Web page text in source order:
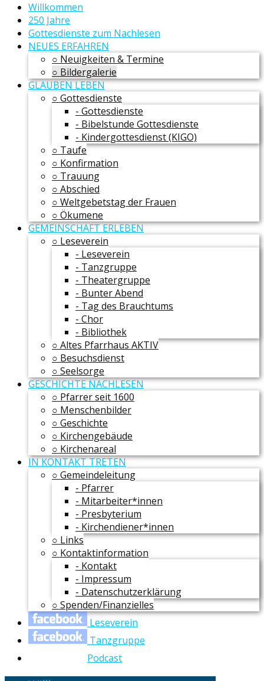
Willkommen
250 Jahre
Gottesdienste zum Nachlesen
NEUES ERFAHREN
○ Neuigkeiten & Termine
○ Bildergalerie
GLAUBEN LEBEN
○ Gottesdienste
- Gottesdienste
- Bibelstunde Gottesdienste
- Kindergottesdienst (KIGO)
○ Taufe
○ Konfirmation
○ Trauung
○ Abschied
○ Weltgebetstag der Frauen
○ Ökumene
GEMEINSCHAFT ERLEBEN
○ Leseverein
- Leseverein
- Tanzgruppe
- Theatergruppe
- Bunter Abend
- Tag des Brauchtums
- Chor
- Bibliothek
○ Altes Pfarrhaus AKTIV
○ Besuchsdienst
○ Seelsorge
GESCHICHTE NACHLESEN
○ Pfarrer seit 1600
○ Menschenbilder
○ Geschichte
○ Kirchengebäude
○ Kirchenareal
IN KONTAKT TRETEN
○ Gemeindeleitung
- Pfarrer
- Mitarbeiter*innen
- Presbyterium
- Kirchendiener*innen
○ Links
○ Kontaktinformation
- Kontakt
- Impressum
- Datenschutzerklärung
○ Spenden/Finanzielles
Leseverein
Tanzgruppe
Podcast